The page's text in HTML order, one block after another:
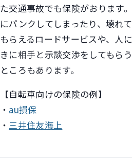
た交通事故でも保険がおります
にパンクしてしまったり、壊れ
もらえるロードサービスや、人
きに相手と示談交渉をしてもら
ところもあります。
【自転車向けの保険の例】
・ au損保
・ 三井住友海上